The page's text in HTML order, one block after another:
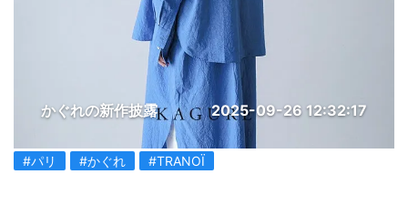
かぐれの新作披露 2025-09-26 12:32:17
#パリ #かぐれ #TRANOÏ